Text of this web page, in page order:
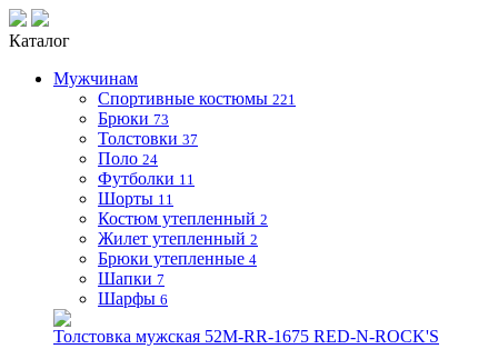
Каталог
Мужчинам
Спортивные костюмы 221
Брюки 73
Толстовки 37
Поло 24
Футболки 11
Шорты 11
Костюм утепленный 2
Жилет утепленный 2
Брюки утепленные 4
Шапки 7
Шарфы 6
Толстовка мужская 52M-RR-1675 RED-N-ROCK'S